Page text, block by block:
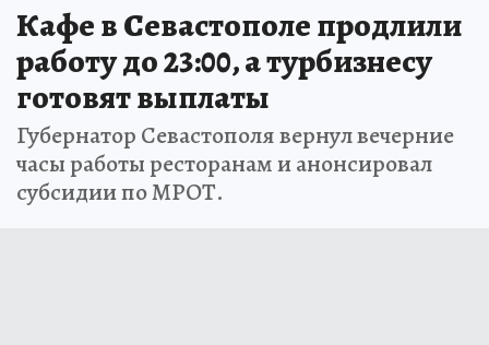
Кафе в Севастополе продлили
работу до 23:00, а турбизнесу
готовят выплаты
Губернатор Севастополя вернул вечерние
часы работы ресторанам и анонсировал
субсидии по МРОТ.